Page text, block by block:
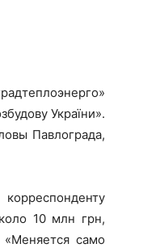
України».
Павлограда,
10 млн грн,
само